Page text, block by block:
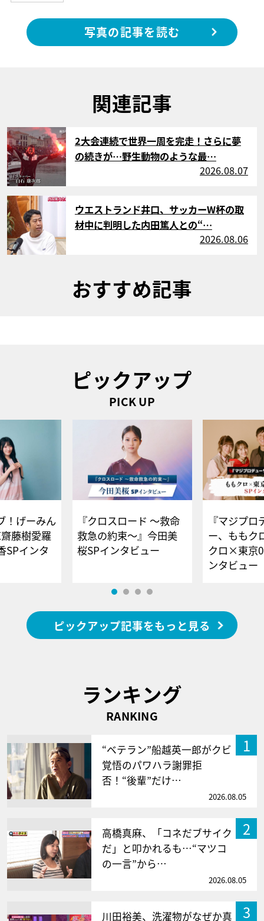
写真の記事を読む
関連記事
サムネイル
2大会連続で世界一周を完走！さらに夢
の続きが…野生動物のような最…
2026.08.07
サムネイル
ウエストランド井口、サッカーW杯の取
材中に判明した内田篤人との“…
2026.08.06
おすすめ記事
ピックアップ
PICK UP
！げーみん
藤樹愛羅
SPインタ
『クロスロード ～救命
救急の約束～』今田美
桜SPインタビュー
『マジプロ
ー、ももク
クロ×東京
ンタビュー
ピックアップ記事をもっと見る
ランキング
RANKING
1
“ベテラン”船越英一郎がクビ
覚悟のパワハラ謝罪拒
否！“後輩”だけ…
2026.08.05
2
高橋真麻、「コネだブサイク
だ」と叩かれるも…“マツコ
の一言”から…
2026.08.05
3
川田裕美、洗濯物がなぜか真